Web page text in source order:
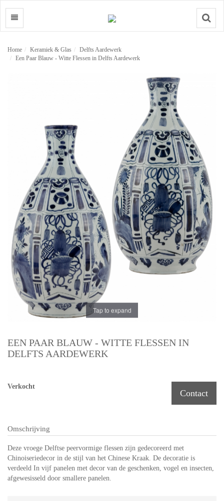
Search
Home Keramiek & Glas
Delfts Aardewerk
Een Paar Blauw - Witte Flessen in Delfts Aardewerk
Tap to expand
EEN PAAR BLAUW - WITTE FLESSEN IN
DELFTS AARDEWERK
Verkocht
Contact
Omschrijving
Deze vroege Delftse peervormige flessen zijn gedecoreerd met
Chinoiseriedecor in de stijl van het Chinese Kraak. De decoratie is
verdeeld In vijf panelen met decor van de geschenken, vogel en insecten,
afgewesisseld door smallere panelen.